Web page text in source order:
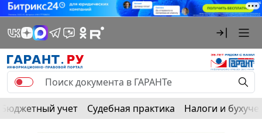
Бюджетный учет Судебная практика Налоги и